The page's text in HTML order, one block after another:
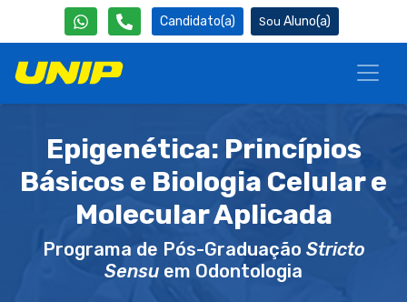
Candidato(a) Aluno(a)
Epigenética: Princípios
Básicos e Biologia Celular e
Molecular Aplicada
Programa de Pós-Graduação Stricto
Sensu em Odontologia